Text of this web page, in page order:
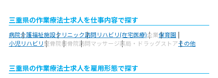
三重県の作業療法士求人を仕事内容で探す
病院介護福祉施設クリニック訪問リハビリ(在宅医療)企業保育園
小児リハビリ整骨院接骨院訪問マッサージ薬局・ドラッグストアその他
三重県の作業療法士求人を雇用形態で探す